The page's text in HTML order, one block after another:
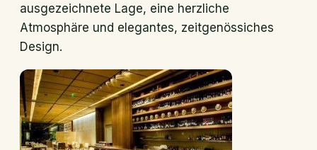
ausgezeichnete Lage, eine herzliche
Atmosphäre und elegantes, zeitgenössiches
Design.